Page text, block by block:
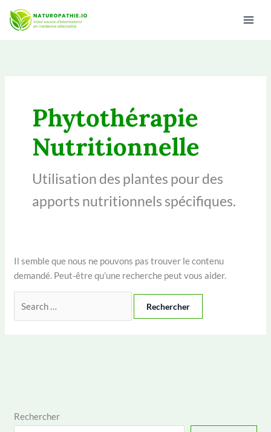
Aller
Phytothérapie
Nutritionnelle
Utilisation des plantes pour des
apports nutritionnels spécifiques.
Il semble que nous ne pouvons pas trouver le contenu
demandé. Peut-être qu’une recherche peut vous aider.
Rechercher